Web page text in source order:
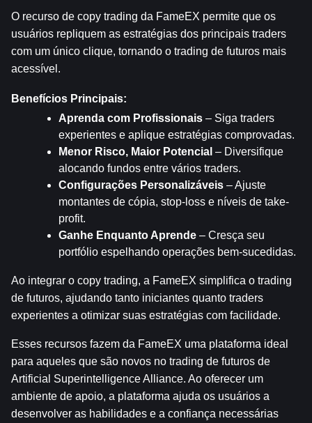
O recurso de copy trading da FameEX permite que os
usuários repliquem as estratégias dos principais traders
com um único clique, tornando o trading de futuros mais
acessível.
Benefícios Principais:
Aprenda com Profissionais – Siga traders
experientes e aplique estratégias comprovadas.
Menor Risco, Maior Potencial – Diversifique
alocando fundos entre vários traders.
Configurações Personalizáveis – Ajuste
montantes de cópia, stop-loss e níveis de take-
profit.
Ganhe Enquanto Aprende – Cresça seu
portfólio espelhando operações bem-sucedidas.
Ao integrar o copy trading, a FameEX simplifica o trading
de futuros, ajudando tanto iniciantes quanto traders
experientes a otimizar suas estratégias com facilidade.
Esses recursos fazem da FameEX uma plataforma ideal
para aqueles que são novos no trading de futuros de
Artificial Superintelligence Alliance. Ao oferecer um
ambiente de apoio, a plataforma ajuda os usuários a
desenvolver as habilidades e a confiança necessárias